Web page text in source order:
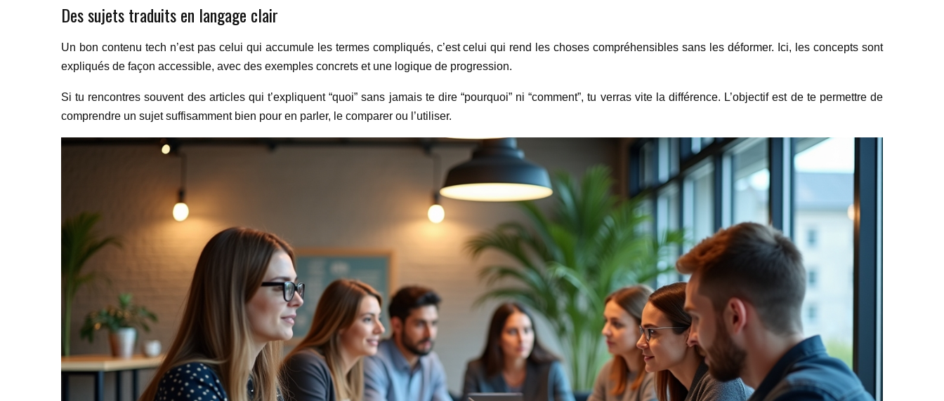
Des sujets traduits en langage clair
Un bon contenu tech n’est pas celui qui accumule les termes compliqués, c’est celui qui rend les choses compréhensibles sans les déformer. Ici, les concepts sont
expliqués de façon accessible, avec des exemples concrets et une logique de progression.
Si tu rencontres souvent des articles qui t’expliquent “quoi” sans jamais te dire “pourquoi” ni “comment”, tu verras vite la différence. L’objectif est de te permettre de
comprendre un sujet suffisamment bien pour en parler, le comparer ou l’utiliser.